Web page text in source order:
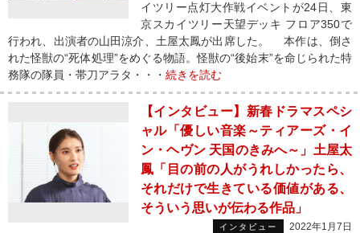
イツリー点灯大作戦イベントが24日、東
京スカイツリー天望デッキ フロア350で
行われ、出演者の山田涼介、土屋太鳳が出席した。 本作は、倒さ
れた怪獣の“死体処理”をめぐる物語。怪獣の“後始末”を命じられた特
務隊の隊員・帯刀アラタ・・・ 続きを読む
【インタビュー】新春ドラマスペシ
ャル「優しい音楽～ティアーズ・イ
ン・ヘヴン 天国のきみへ～」土屋太
鳳「目の前の人がうれしかったら、
それだけで生きている価値がある、
そういう思いが伝わる作品」
インタビュー 2022年1月7日